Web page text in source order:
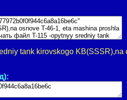
tank kirovskogo